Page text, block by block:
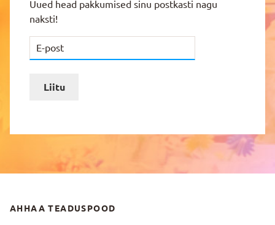
Uued head pakkumised sinu postkasti nagu
naksti!
Liitu
AHHAA TEADUSPOOD